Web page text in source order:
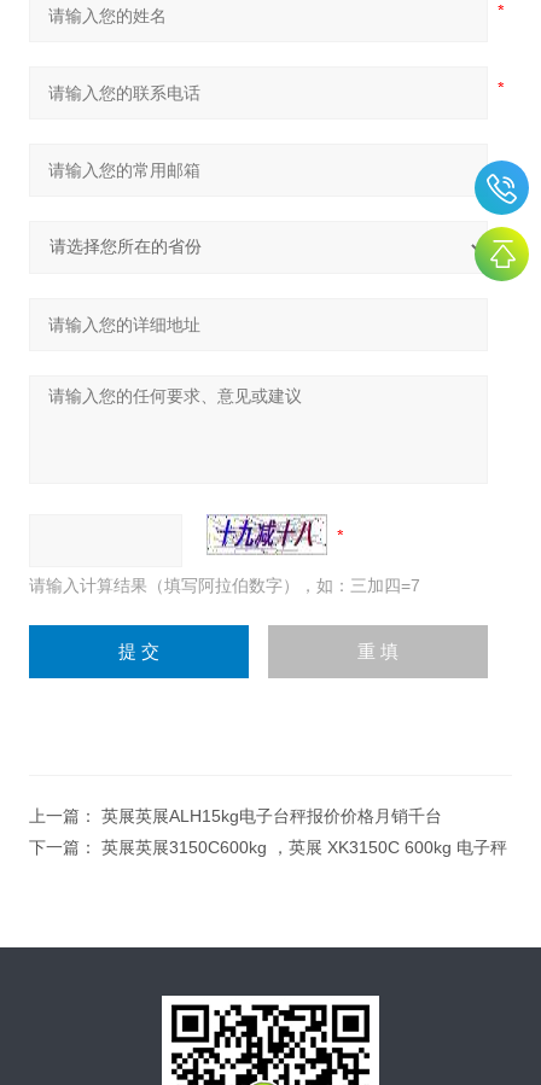
请输入计算结果（填写阿拉伯数字），如：三加四=7
上一篇： 英展英展ALH15kg电子台秤报价价格月销千台
下一篇： 英展英展3150C600kg ，英展 XK3150C 600kg 电子秤